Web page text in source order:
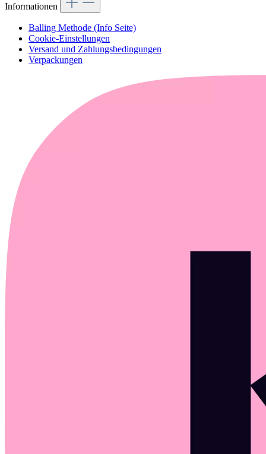
Informationen
Balling Methode (Info Seite)
Cookie-Einstellungen
Versand und Zahlungsbedingungen
Verpackungen